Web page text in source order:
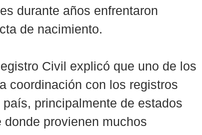
durante años enfrentaron
de nacimiento.
Civil explicó que uno de los
coordinación con los registros
principalmente de estados
provienen muchos